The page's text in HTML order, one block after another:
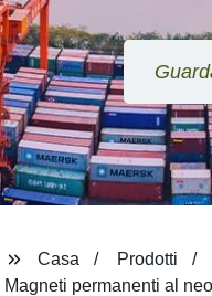
Casa
Prodotti
Magneti permanenti al